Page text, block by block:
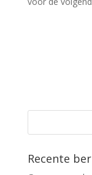
Recente